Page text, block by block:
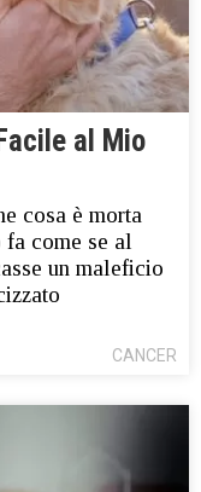
al Mio
cosa è morta
come se al
un maleficio
CANCER